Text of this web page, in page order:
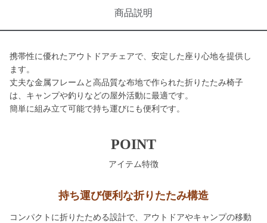
商品説明
携帯性に優れたアウトドアチェアで、安定した座り心地を提供し
ます。
丈夫な金属フレームと高品質な布地で作られた折りたたみ椅子
は、キャンプや釣りなどの屋外活動に最適です。
簡単に組み立て可能で持ち運びにも便利です。
POINT
アイテム特徴
持ち運び便利な折りたたみ構造
コンパクトに折りたためる設計で、アウトドアやキャンプの移動